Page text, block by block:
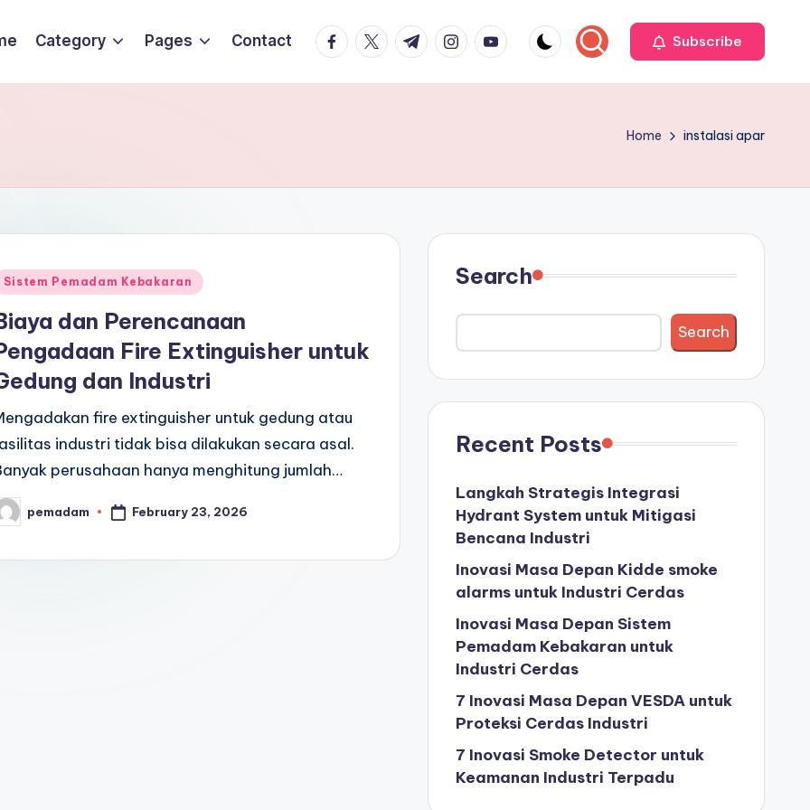
Category Pages Contact Facebook
TwitterTelegramInstagram
Youtube Subscribe
Home instalasi apar
Sistem Pemadam Kebakaran
dan Perencanaan
Fire Extinguisher untuk
dan Industri
fire extinguisher untuk gedung atau
industri tidak bisa dilakukan secara asal.
perusahaan hanya menghitung jumlah…
pemadam February 23, 2026
Search
Search
Recent Posts
Langkah Strategis Integrasi
Hydrant System untuk Mitigasi
Bencana Industri
Inovasi Masa Depan Kidde smoke
alarms untuk Industri Cerdas
Inovasi Masa Depan Sistem
Pemadam Kebakaran untuk
Industri Cerdas
7 Inovasi Masa Depan VESDA untuk
Proteksi Cerdas Industri
7 Inovasi Smoke Detector untuk
Keamanan Industri Terpadu